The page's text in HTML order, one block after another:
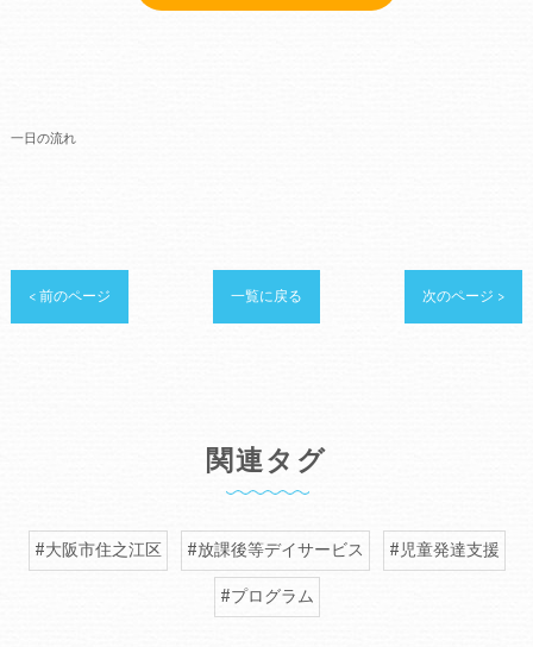
一日の流れ
< 前のページ 一覧に戻る 次のページ >
関連タグ
#大阪市住之江区 #放課後等デイサービス
#児童発達支援
#プログラム